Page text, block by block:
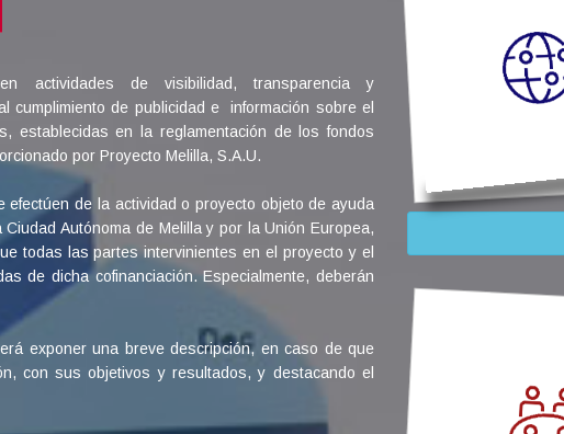
actividades de visibilidad, transparencia y
cumplimiento de publicidad e información sobre el
establecidas en la reglamentación de los fondos
por Proyecto Melilla, S.A.U.
efectúen de la actividad o proyecto objeto de ayuda
Autónoma de Melilla y por la Unión Europea,
todas las partes intervinientes en el proyecto y el
de dicha cofinanciación. Especialmente, deberán
exponer una breve descripción, en caso de que
con sus objetivos y resultados, y destacando el